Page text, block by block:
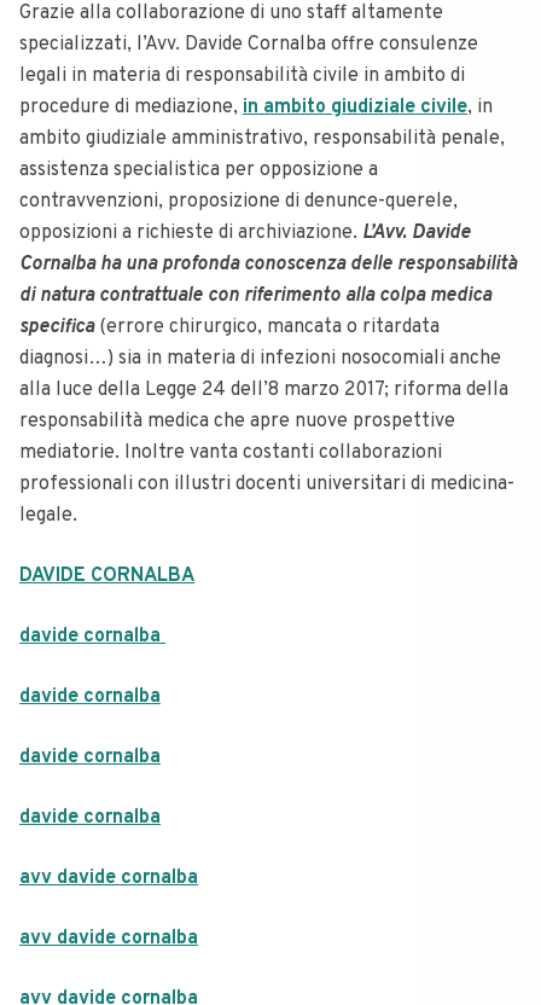
Grazie alla collaborazione di uno staff altamente
specializzati, l’Avv. Davide Cornalba offre consulenze
legali in materia di responsabilità civile in ambito di
procedure di mediazione, in ambito giudiziale civile, in
ambito giudiziale amministrativo, responsabilità penale,
assistenza specialistica per opposizione a
contravvenzioni, proposizione di denunce-querele,
opposizioni a richieste di archiviazione. L’Avv. Davide
Cornalba ha una profonda conoscenza delle responsabilità
di natura contrattuale con riferimento alla colpa medica
specifica(errore chirurgico, mancata o ritardata
diagnosi…) sia in materia di infezioni nosocomiali anche
alla luce della Legge 24 dell’8 marzo 2017; riforma della
responsabilità medica che apre nuove prospettive
mediatorie. Inoltre vanta costanti collaborazioni
professionali con illustri docenti universitari di medicina-
legale.
DAVIDE CORNALBA
davide cornalba
davide cornalba
davide cornalba
davide cornalba
avv davide cornalba
avv davide cornalba
avv davide cornalba